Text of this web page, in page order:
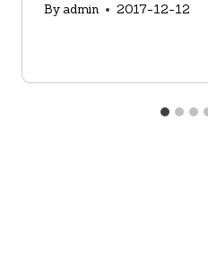
By admin 2017-12-12